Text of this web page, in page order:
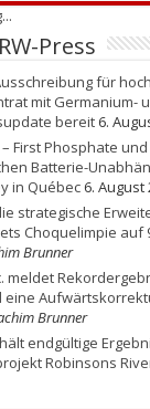
Press
für
mit Germanium-
bereit 6.
First Phosphate
Batterie-
in Québec 6. August
strategische
Choquelimpie auf
Brunner
meldet
eine
Brunner
endgültige
Robinsons